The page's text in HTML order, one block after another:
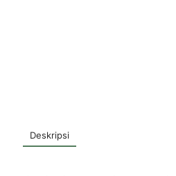
Deskripsi